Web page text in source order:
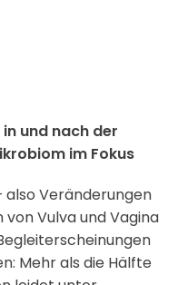
und nach der
im Fokus
also Veränderungen
Vulva und Vagina
Mehr als die Hälfte